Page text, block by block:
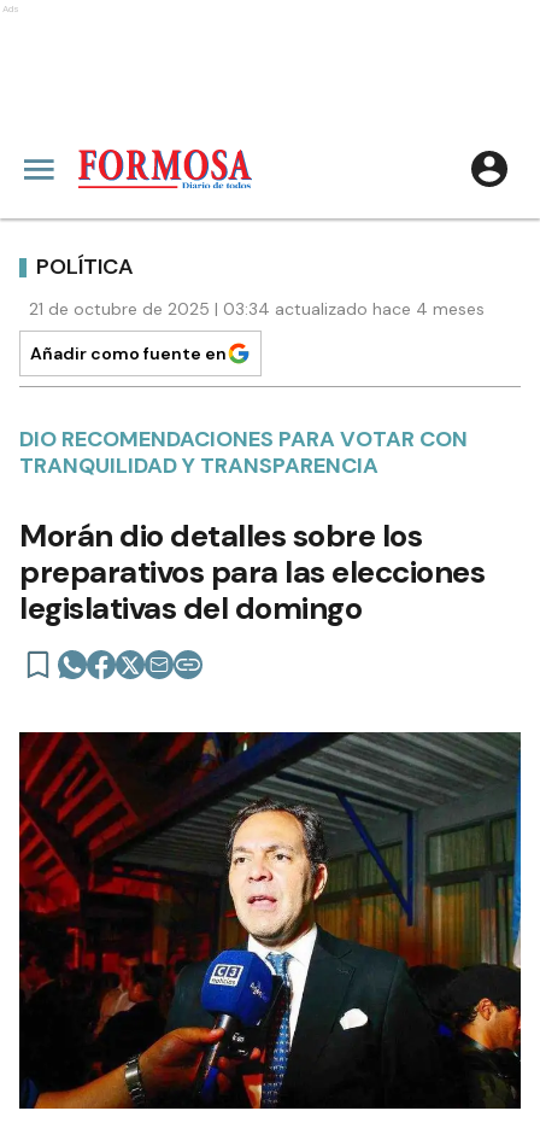
Ads
POLÍTICA
21 de octubre de 2025 | 03:34 actualizado hace 4 meses
Añadir como fuente en
DIO RECOMENDACIONES PARA VOTAR CON
TRANQUILIDAD Y TRANSPARENCIA
Morán dio detalles sobre los
preparativos para las elecciones
legislativas del domingo